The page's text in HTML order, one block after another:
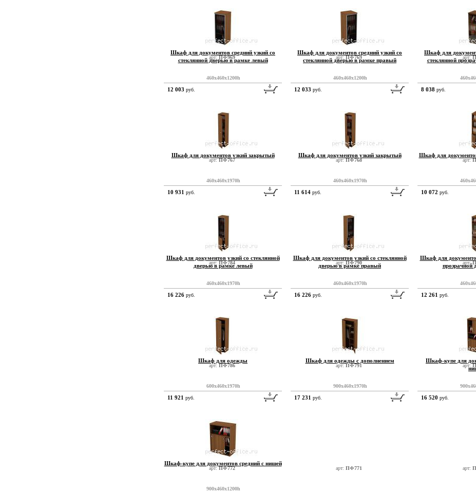
арт:ПФ969 арт:ПФ769 арт:
Шкаф для документов средний узкий со
стеклянной дверью в рамке левый
арт:ПФ767
460x460x1200h
12 003 руб.
Шкаф для документов средний узкий со
стеклянной дверью в рамке правый
арт:ПФ768
460x460x1200h
12 033 руб.
Шкаф для
стеклянной
арт:
8 038 руб.
Шкаф для документов узкий закрытый
арт:ПФ784
460x460x1970h
10 931 руб.
Шкаф для документов узкий закрытый
арт:ПФ790
460x460x1970h
11 614 руб.
Шкаф для
арт:
10 072 руб.
Шкаф для документов узкий со стеклянной
дверью в рамке левый
арт:ПФ786
460x460x1970h
16 226 руб.
Шкаф для документов узкий со стеклянной
дверью в рамке правый
арт:ПФ791
460x460x1970h
16 226 руб.
Шкаф для
прозрачной
арт:
12 261 руб.
Шкаф для одежды
арт:ПФ772
600x460x1970h
11 921 руб.
Шкаф для одежды с дополнением
арт: ПФ771
900x460x1970h
17 231 руб.
Шкаф-купе для
арт:
16 520 руб.
Шкаф-купе для документов средний с нишей
900x460x1200h